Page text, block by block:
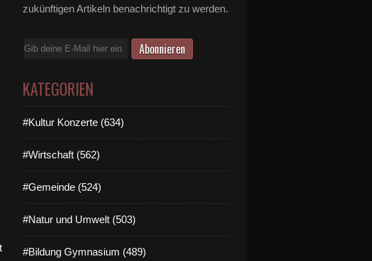
zukünftigen Artikeln benachrichtigt zu werden.
E-
KATEGORIEN
#Kultur Konzerte (634)
#Wirtschaft (562)
#Gemeinde (524)
#Natur und Umwelt (503)
#Bildung Gymnasium (489)